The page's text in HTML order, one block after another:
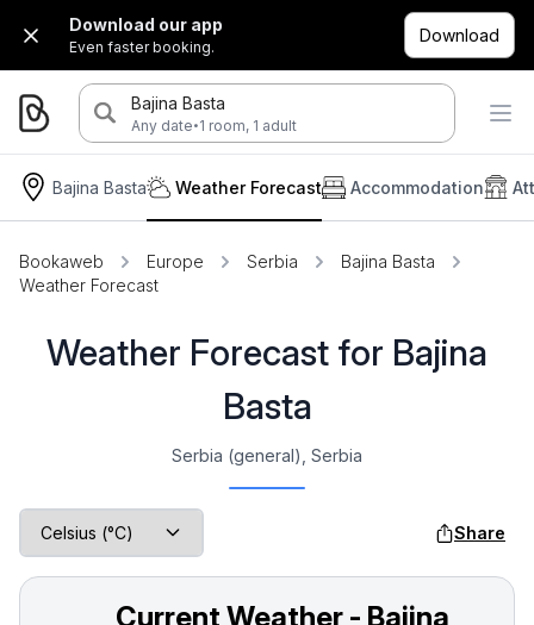
Download our app
Even faster booking.
Download
Bajina Basta
Any date·1 room, 1 adult
Bajina Basta Accommodation
Weather Forecast
Bookaweb Europe Serbia
Bajina Basta
Weather Forecast
Weather Forecast for Bajina
Basta
Serbia (general), Serbia
Share
Current Weather - Bajina